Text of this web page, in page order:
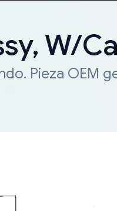
W/
Pieza OEM